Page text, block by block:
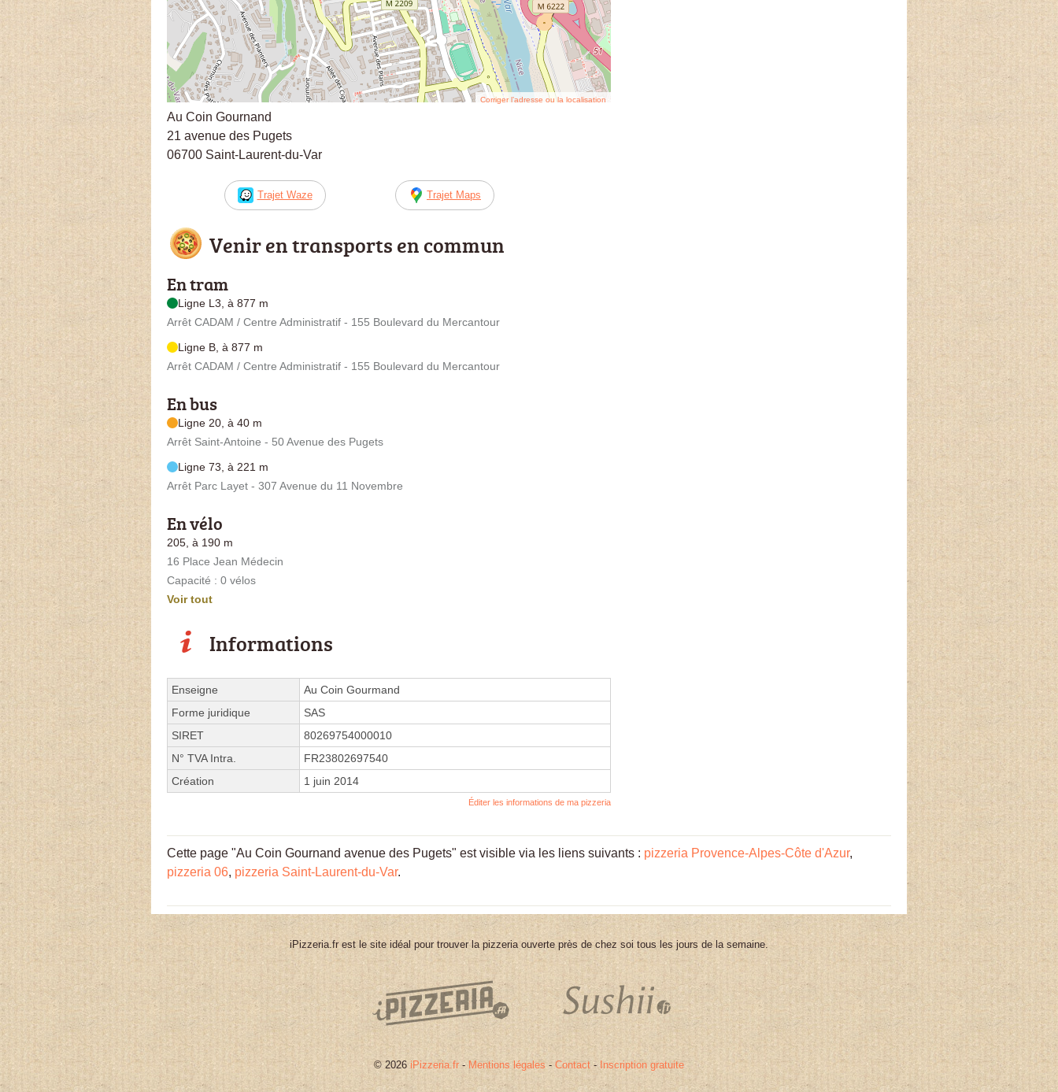
Corriger l’adresse ou la localisation
Au Coin Gournand
21 avenue des Pugets
06700 Saint-Laurent-du-Var
Trajet Waze Trajet Maps
Venir en transports en commun
En tram
Ligne L3, à 877 m
Arrêt CADAM / Centre Administratif - 155 Boulevard du Mercantour
Ligne B, à 877 m
Arrêt CADAM / Centre Administratif - 155 Boulevard du Mercantour
En bus
Ligne 20, à 40 m
Arrêt Saint-Antoine - 50 Avenue des Pugets
Ligne 73, à 221 m
Arrêt Parc Layet - 307 Avenue du 11 Novembre
En vélo
205, à 190 m
16 Place Jean Médecin
Capacité : 0 vélos
Voir tout
Informations
Enseigne
Au Coin Gourmand
Forme juridique
SAS
SIRET
80269754000010
N° TVA Intra.
FR23802697540
Création
1 juin 2014
Éditer les informations de ma pizzeria
Cette page "Au Coin Gournand avenue des Pugets" est visible via les liens suivants : pizzeria Provence-Alpes-Côte d'Azur,
pizzeria 06, pizzeria Saint-Laurent-du-Var.
iPizzeria.fr est le site idéal pour trouver la pizzeria ouverte près de chez soi tous les jours de la semaine.
© 2026 iPizzeria.fr - Mentions légales - Contact - Inscription gratuite